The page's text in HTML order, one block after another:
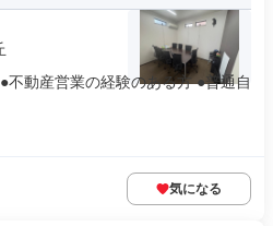
不動産営業の経験のある方 ●普通自
気になる